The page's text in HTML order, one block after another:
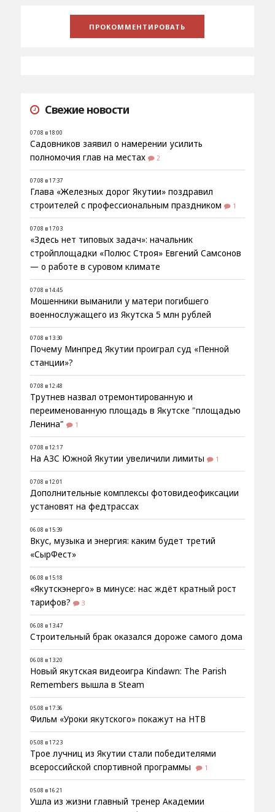
Свежие новости
07.08 в 18:00
Садовников заявил о намерении усилить
полномочия глав на местах
2
07.08 в 17:37
Глава «Железных дорог Якутии» поздравил
строителей с профессиональным праздником
1
07.08 в 17:03
«Здесь нет типовых задач»: начальник
стройплощадки «Полюс Строя» Евгений Самсонов
— о работе в суровом климате
07.08 в 14:45
Мошенники выманили у матери погибшего
военнослужащего из Якутска 5 млн рублей
07.08 в 13:30
Почему Минпред Якутии проиграл суд «Пенной
станции»?
07.08 в 12:48
Трутнев назвал отремонтированную и
переименованную площадь в Якутске "площадью
Ленина"
1
07.08 в 12:17
На АЗС Южной Якутии увеличили лимиты 1
07.08 в 12:01
Дополнительные комплексы фотовидеофиксации
установят на федтрассах
06.08 в 15:39
Вкус, музыка и энергия: каким будет третий
«СырФест»
06.08 в 15:18
«Якутскэнерго» в минусе: нас ждёт кратный рост
тарифов?
3
06.08 в 13:47
Строительный брак оказался дороже самого дома
06.08 в 13:20
Новый якутская видеоигра Kindawn: The Parish
Remembers вышла в Steam
05.08 в 17:36
Фильм «Уроки якутского» покажут на НТВ
05.08 в 17:23
Трое лучниц из Якутии стали победителями
всероссийской спортивной программы
1
05.08 в 16:21
Ушла из жизни главный тренер Академии